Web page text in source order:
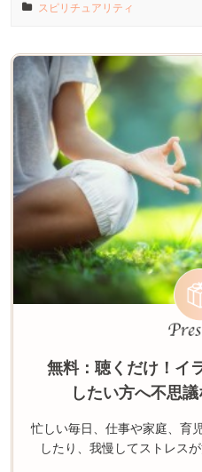
スピリチュアリティ
無料：聴くだけ！イ
したい方へ不思
忙しい毎日、仕事や家庭、育
したり、我慢してストレス